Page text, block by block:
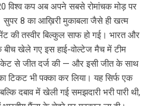
विश्व कप अब अपने सबसे रोमांचक मोड़ पर
8 का आख़िरी मुकाबला जैसे ही खत्म
की तस्वीर बिल्कुल साफ हो गई। भारत और
खेले गए इस हाई-वोल्टेज मैच में टीम
से जीत दर्ज की — और इसी जीत के साथ
टिकट भी पक्का कर लिया। यह सिर्फ एक
दबाव में खेली गई समझदारी भरी पारी थी,